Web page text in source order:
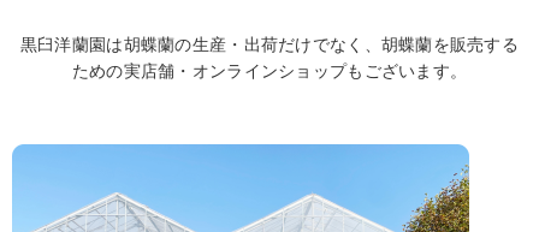
黒臼洋蘭園は胡蝶蘭の生産・出荷だけでなく、胡蝶蘭を販売する
ための実店舗・オンラインショップもございます。